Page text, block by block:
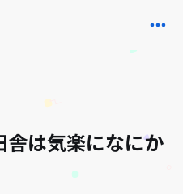
は気楽になにか